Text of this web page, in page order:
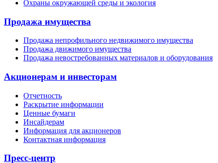
Охраны окружающей среды и экология
Продажа имущества
Продажа непрофильного недвижимого имущества
Продажа движимого имущества
Продажа невостребованных материалов и оборудования
Акционерам и инвесторам
Отчетность
Раскрытие информации
Ценные бумаги
Инсайдерам
Информация для акционеров
Контактная информация
Пресс-центр